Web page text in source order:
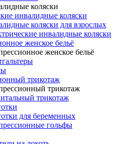
коляски
инвалидные коляски
коляски для взрослых
инвалидные коляски
женское бельё
женское бельё
трикотаж
трикотаж
трикотаж
для беременных
гольфы